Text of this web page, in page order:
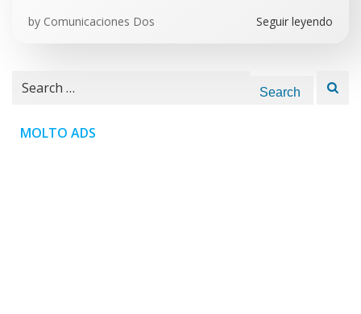
by Comunicaciones Dos Seguir leyendo
Search
MOLTO ADS